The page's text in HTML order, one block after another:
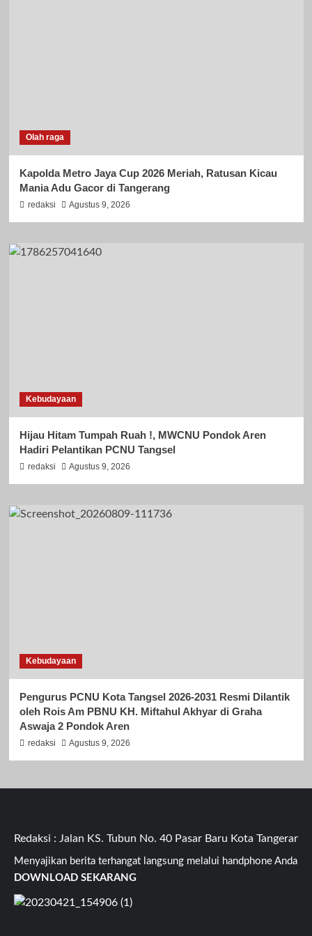
Olah raga
Kapolda Metro Jaya Cup 2026 Meriah, Ratusan Kicau
Mania Adu Gacor di Tangerang
redaksi Agustus 9, 2026
Kebudayaan
Hijau Hitam Tumpah Ruah !, MWCNU Pondok Aren
Hadiri Pelantikan PCNU Tangsel
redaksi Agustus 9, 2026
Kebudayaan
Pengurus PCNU Kota Tangsel 2026-2031 Resmi Dilantik
oleh Rois Am PBNU KH. Miftahul Akhyar di Graha
Aswaja 2 Pondok Aren
redaksi Agustus 9, 2026
: Jalan KS. Tubun No. 40 Pasar Baru Kota Tangerang
Menyajikan berita terhangat langsung melalui handphone Anda
DOWNLOAD SEKARANG